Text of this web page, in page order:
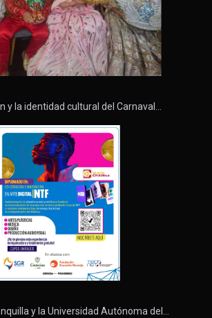
y la identidad cultural del Carnaval…
y la Universidad Autónoma del…